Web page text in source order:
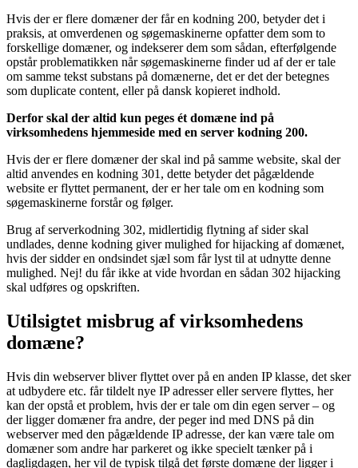
Hvis der er flere domæner der får en kodning 200, betyder det i
praksis, at omverdenen og søgemaskinerne opfatter dem som to
forskellige domæner, og indekserer dem som sådan, efterfølgende
opstår problematikken når søgemaskinerne finder ud af der er tale
om samme tekst substans på domænerne, det er det der betegnes
som duplicate content, eller på dansk kopieret indhold.
Derfor skal der altid kun peges ét domæne ind på
virksomhedens hjemmeside med en server kodning 200.
Hvis der er flere domæner der skal ind på samme website, skal der
altid anvendes en kodning 301, dette betyder det pågældende
website er flyttet permanent, der er her tale om en kodning som
søgemaskinerne forstår og følger.
Brug af serverkodning 302, midlertidig flytning af sider skal
undlades, denne kodning giver mulighed for hijacking af domænet,
hvis der sidder en ondsindet sjæl som får lyst til at udnytte denne
mulighed. Nej! du får ikke at vide hvordan en sådan 302 hijacking
skal udføres og opskriften.
Utilsigtet misbrug af virksomhedens
domæne?
Hvis din webserver bliver flyttet over på en anden IP klasse, det sker
at udbydere etc. får tildelt nye IP adresser eller servere flyttes, her
kan der opstå et problem, hvis der er tale om din egen server – og
der ligger domæner fra andre, der peger ind med DNS på din
webserver med den pågældende IP adresse, der kan være tale om
domæner som andre har parkeret og ikke specielt tænker på i
dagligdagen, her vil de typisk tilgå det første domæne der ligger i